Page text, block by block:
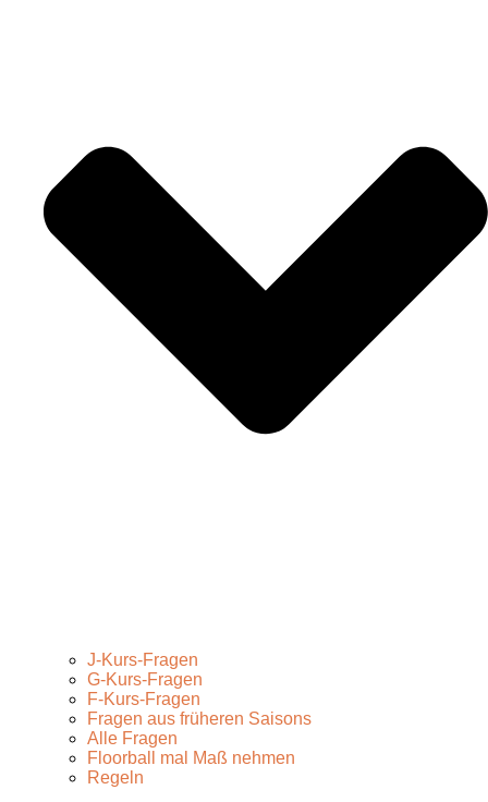
J-Kurs-Fragen
G-Kurs-Fragen
F-Kurs-Fragen
Fragen aus früheren Saisons
Alle Fragen
Floorball mal Maß nehmen
Regeln